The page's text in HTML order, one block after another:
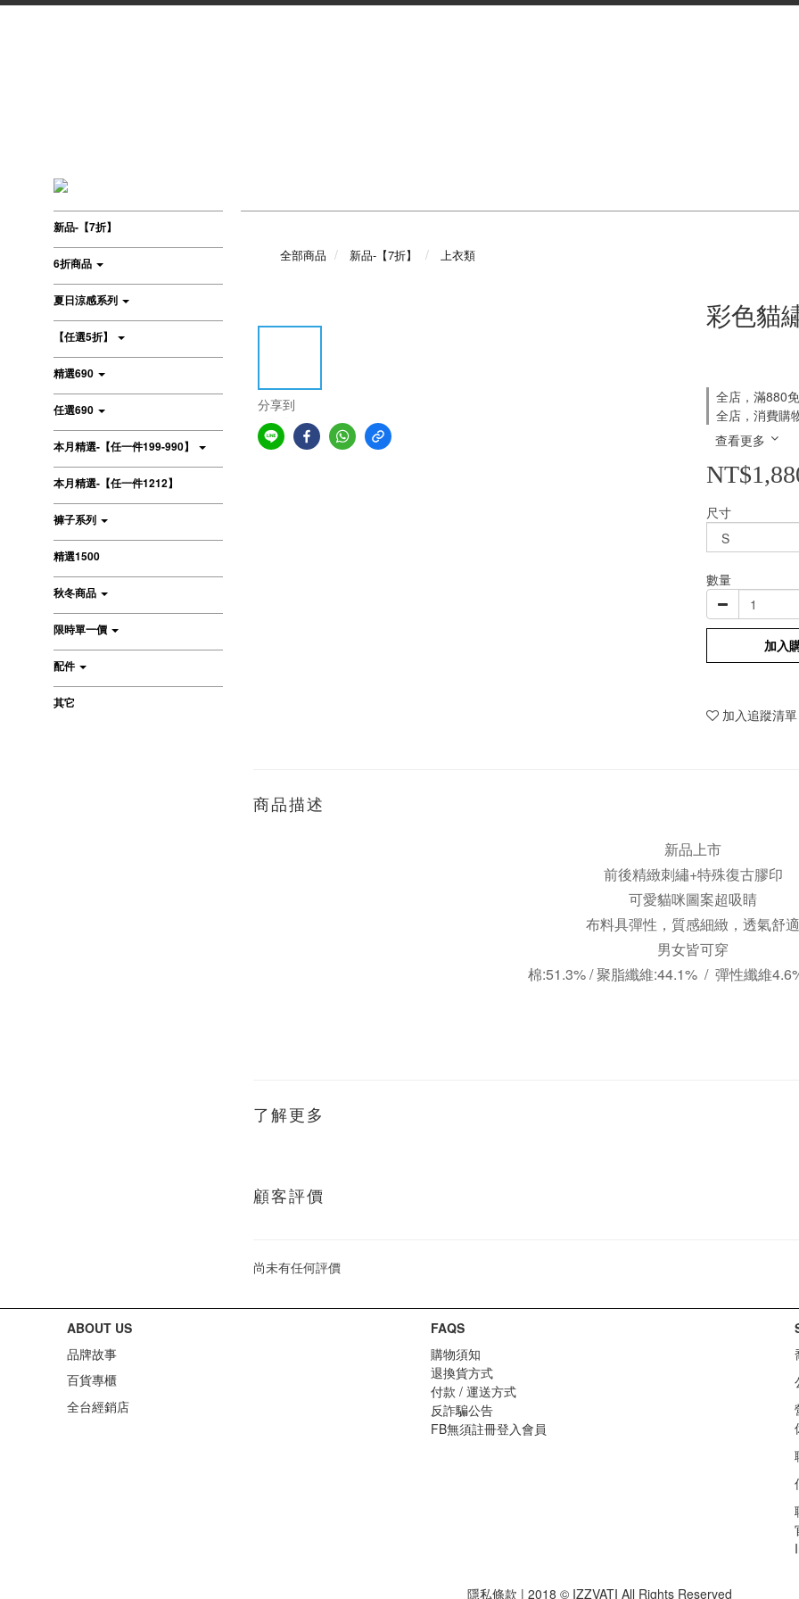
新品-【7折】
6折商品
夏日涼感系列
【任選5折】
精選690
任選690
本月精選-【任一件199-990】
本月精選-【任一件1212】
褲子系列
精選1500
秋冬商品
限時單一價
配件
其它
全部商品 新品-【7折】 上衣類
分享到
彩色貓
全店，滿880
全店，消費購
查看更多
尺寸
數量
加入
加入追蹤清單
商品描述
新品上市
前後精緻刺繡+特殊復古膠印
可愛貓咪圖案超吸睛
布料具彈性，質感細緻，透氣舒適
男女皆可穿
棉:51.3% / 聚脂纖維:44.1% / 彈性纖維
了解更多
顧客評價
尚未有任何評價
ABOUT US
品牌故事
百貨專櫃
全台經銷店
FAQS
購物須知
退換貨方式
付款 / 運送方式
反詐騙公告
FB無須註冊登入會員
隱私條款 | 2018 © IZZVATI All Rights Reserved